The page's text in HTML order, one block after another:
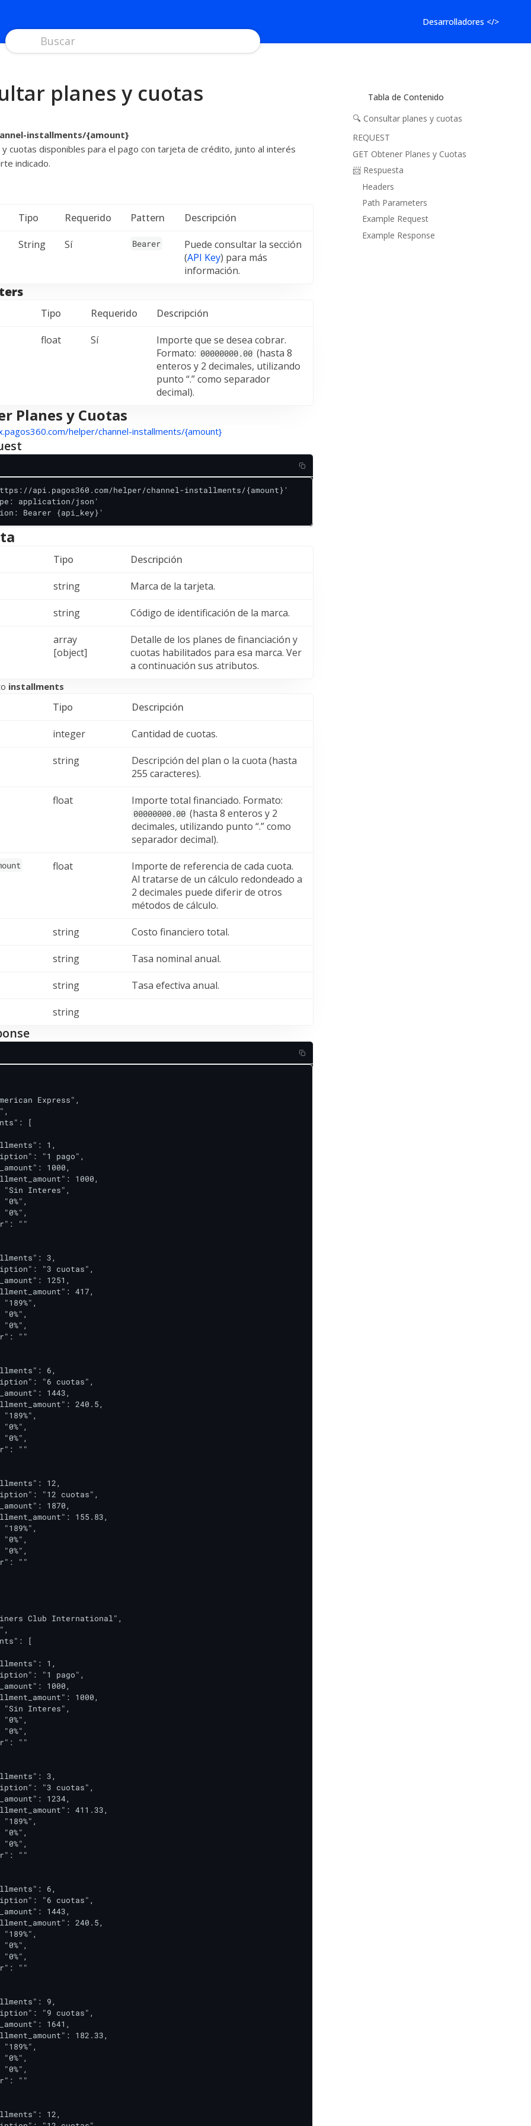
Desarrolladores </>
planes y cuotas
installments/{amount}
y cuotas disponibles para el pago con tarjeta de crédito, junto al interés
indicado.
Tipo Requerido Pattern Descripción
String Sí Bearer
Puede consultar la sección
(API Key) para más
información.
Tipo Requerido Descripción
float Sí
Importe que se desea cobrar.
Formato: 00000000.00 (hasta 8
enteros y 2 decimales, utilizando
punto “.” como separador
decimal).
Planes y Cuotas
helper/channel-installments/{amount}
api.pagos360.com/helper/channel-installments/{amount}'
application/json'
Bearer {api_key}'
Tipo Descripción
string Marca de la tarjeta.
string Código de identificación de la marca.
array
[object]
Detalle de los planes de financiación y
cuotas habilitados para esa marca. Ver
a continuación sus atributos.
installments
Tipo Descripción
integer Cantidad de cuotas.
string
Descripción del plan o la cuota (hasta
255 caracteres).
float Importe total financiado. Formato:
00000000.00 (hasta 8 enteros y 2
decimales, utilizando punto “.” como
separador decimal).
float
Importe de referencia de cada cuota.
Al tratarse de un cálculo redondeado a
2 decimales puede diferir de otros
métodos de cálculo.
string Costo financiero total.
string Tasa nominal anual.
string Tasa efectiva anual.
string
Tabla de Contenido
🔍 Consultar planes y cuotas
REQUEST
GET Obtener Planes y Cuotas
📨 Respuesta
Headers
Path Parameters
Example Request
Example Response